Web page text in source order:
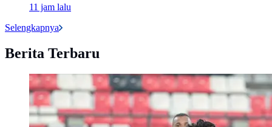
11 jam lalu
Selengkapnya
Berita Terbaru